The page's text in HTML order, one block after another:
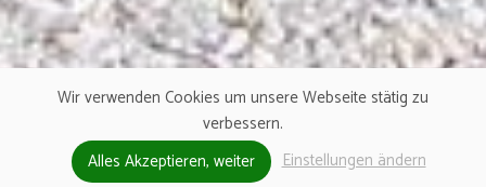
Wir verwenden Cookies um unsere Webseite stätig zu
verbessern.
Alles Akzeptieren, weiter
Einstellungen ändern